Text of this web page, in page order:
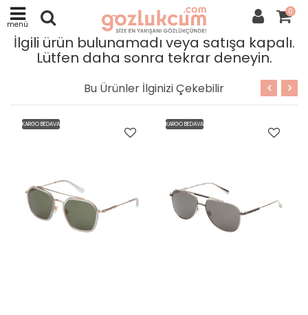
menü
0
İlgili ürün bulunamadı veya satışa kapalı.
Lütfen daha sonra tekrar deneyin.
Bu Ürünler İlginizi Çekebilir
KARGO BEDAVA KARGO BEDAVA